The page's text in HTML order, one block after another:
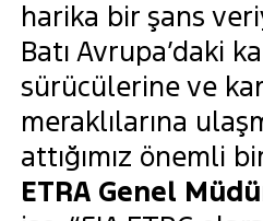
harika bir şans
Batı Avrupa’daki
sürücülerine ve
meraklılarına
attığımız önemli
ETRA Genel